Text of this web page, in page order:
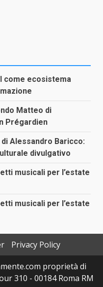
come ecosistema
Matteo di
Prégardien
di Alessandro Baricco:
divulgativo
musicali per l’estate
musicali per l’estate
Privacy Policy
proprietà di
310 - 00184 Roma RM